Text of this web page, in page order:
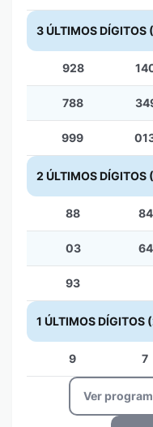
3 ÚLTIMOS DÍGITOS
928
788
999
2 ÚLTIMOS DÍGITOS
88 84
03 64
93
1 ÚLTIMOS DÍGITOS
9 7
Ver